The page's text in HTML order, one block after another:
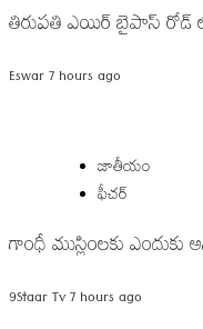
తిరుపతి ఎయిర్ బైపాస్
Eswar7 hours ago
జాతీయం
ఫీచర్
గాంధీ ముస్లింలకు ఎందుకు
9Staar Tv7 hours ago